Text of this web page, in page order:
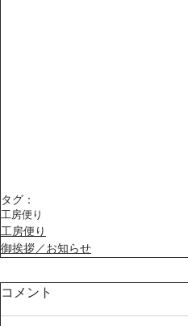
タグ：
工房便り
工房便り
御挨拶／お知らせ
コメント